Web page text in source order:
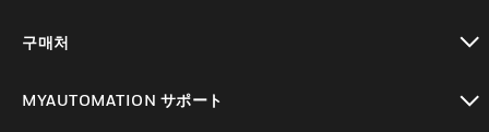
구매처
MYAUTOMATION サポート